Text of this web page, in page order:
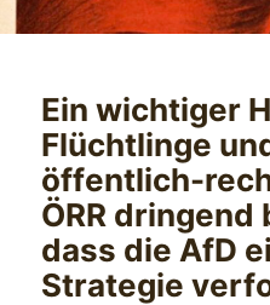
Ein wichtiger
Flüchtlinge
öffentlich-
ÖRR dringend
dass die AfD
Strategie